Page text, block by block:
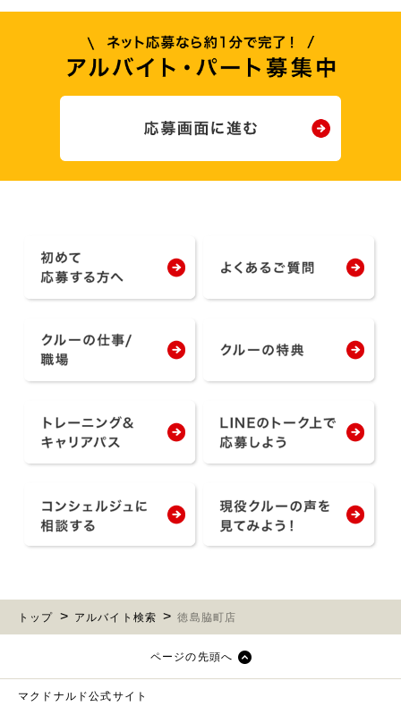
トップ アルバイト検索 徳島脇町店
ページの先頭へ
マクドナルド公式サイト